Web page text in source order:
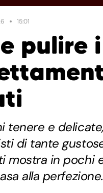
15:01
pulire
tenere e
di tante
mostra in pochi
alla perfezione.